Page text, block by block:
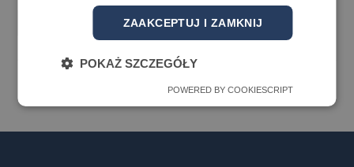
ZAAKCEPTUJ I ZAMKNIJ
POKAŻ SZCZEGÓŁY
POWERED BY COOKIESCRIPT